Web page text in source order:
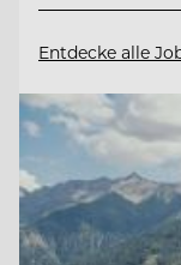
Entdecke alle